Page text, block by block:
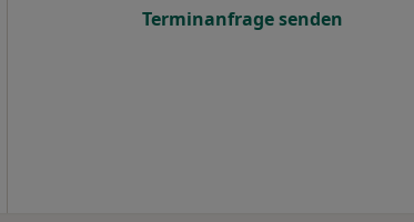
Terminanfrage senden